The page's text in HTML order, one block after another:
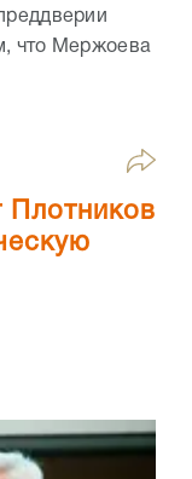
что Мержоева
Плотников